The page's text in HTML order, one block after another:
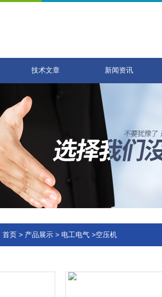
技术文章 新闻资讯
首页 > 产品展示 > 电工电气 >空压机